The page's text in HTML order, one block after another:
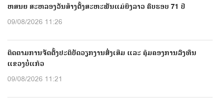
ຫສນຍ ສະຫລອງວັນສ້າງຕັ້ງສະຫະພັນແມ່ຍິງລາວ ຄົບຮອບ 71 ປີ
09/08/2026 11:26
ຕິດຕາມການຈັດຕັ້ງປະຕິບັດວຽກງານສົ່ງເສີມ ແລະ ຄຸ້ມຄອງການລົງທຶນ
ແຂວງບໍ່ແກ້ວ
09/08/2026 11:21